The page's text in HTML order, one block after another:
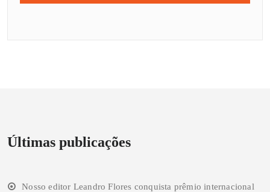
Últimas publicações
Nosso editor Leandro Flores conquista prêmio internacional